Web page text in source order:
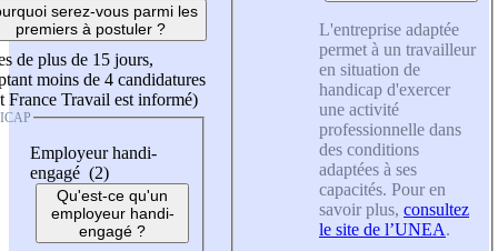
serez-vous parmi les
premiers à postuler ?
de plus de 15 jours,
moins de 4 candidatures
France Travail est informé)
Employeur handi-
engagé (2)
Qu'est-ce qu'un
employeur handi-
engagé ?
L'entreprise adaptée
permet à un travailleur
en situation de
handicap d'exercer
une activité
professionnelle dans
des conditions
adaptées à ses
capacités. Pour en
savoir plus, consultez
le site de l’UNEA.